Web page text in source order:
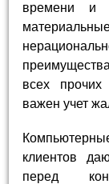
времени и
всех
важен учет
клиентов
перед